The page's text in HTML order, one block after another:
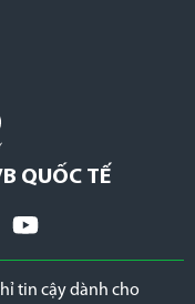
QUỐC TẾ
tin cậy dành cho